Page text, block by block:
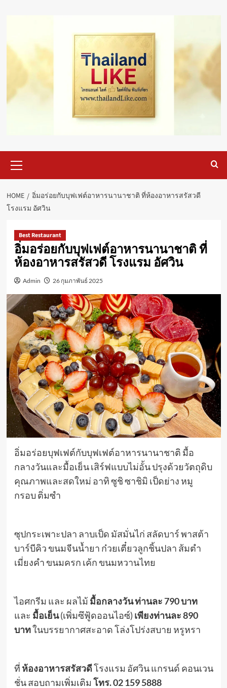
Menu
HOME
อิ่มอร่อยกับบุฟเฟต์อาหารนานาชาติ ที่ห้องอาหารสรัสวดี
โรงแรม อัศวิน
Best Restaurant
อิ่มอร่อยกับบุฟเฟต์อาหารนานาชาติ ที่
ห้องอาหารสรัสวดี โรงแรม อัศวิน
Admin 26 กุมภาพันธ์ 2025
อิ่มอร่อยบุฟเฟต์กับบุฟเฟต์อาหารนานาชาติ มื้อ
กลางวันและมื้อเย็น เสิร์ฟแบบไม่อั้น ปรุงด้วยวัตถุดิบ
คุณภาพและสดใหม่ อาทิ ซูชิ ซาชิมิ เป็ดย่าง หมู
กรอบ ติ่มซำ
ซุปกระเพาะปลา ลาบเป็ด มัสมั่นไก่ สลัดบาร์ พาสต้า
บาร์บีคิว ขนมจีนน้ำยา ก๋วยเตี๋ยวลูกชิ้นปลา ส้มตำ
เมี่ยงคำ ขนมครก เค้ก ขนมหวานไทย
ไอศกรีม และ ผลไม้มื้อกลางวัน ท่านละ 790 บาท
และ มื้อเย็น(เพิ่มซึฟู้ดออนไอซ์) เพียงท่านละ 890
บาทในบรรยากาศสะอาด โล่งโปร่งสบาย หรูหรา
ที่ ห้องอาหารสรัสวดีโรงแรม อัศวิน แกรนด์ คอนเวน
ชั่น สอบถามเพิ่มเติม โทร. 02 159 5888